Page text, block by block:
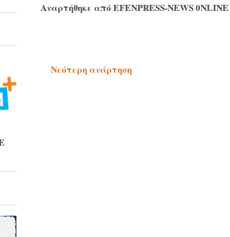
Αναρτήθηκε από EFENPRESS-NEWS 0NLINE
Νεότερη ανάρτηση